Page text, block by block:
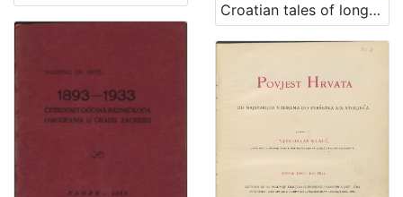
Croatian tales of long ago / by Iv. Berlić-Mažuranić